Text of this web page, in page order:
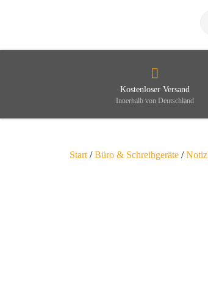
Kostenloser Versand
Innerhalb von Deutschland
Start /Büro & Schreibgeräte /